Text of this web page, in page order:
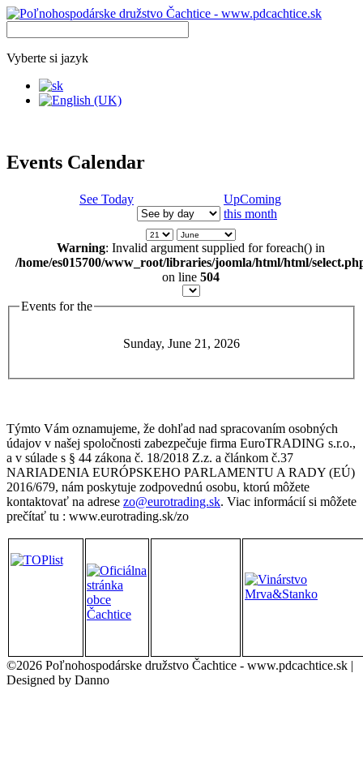
Vyberte si jazyk
Events Calendar
See Today
UpComing
this month
Warning: Invalid argument supplied for foreach() in
/home/es015700/www_root/libraries/joomla/html/html/
on line 504
Events for the
Sunday, June 21, 2026
Týmto Vám oznamujeme, že dohľad nad spracovaním osobných
údajov v našej spoločnosti zabezpečuje firma EuroTRADING s.r.o.,
a v súlade s § 44 zákona č. 18/2018 Z.z. a článkom č.37
NARIADENIA EURÓPSKEHO PARLAMENTU A RADY (EÚ)
2016/679, nám poskytuje zodpovednú osobu, ktorú môžete
kontaktovať na adrese zo@eurotrading.sk. Viac informácií si môžete
prečítať tu : www.eurotrading.sk/zo
©2026 Poľnohospodárske družstvo Čachtice - www.pdcachtice.sk |
Designed by Danno